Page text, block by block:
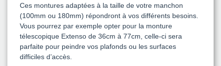
Ces montures adaptées à la taille de votre manchon
(100mm ou 180mm) répondront à vos différents besoins.
Vous pourrez par exemple opter pour la monture
télescopique Extenso de 36cm à 77cm, celle-ci sera
parfaite pour peindre vos plafonds ou les surfaces
difficiles d’accès.